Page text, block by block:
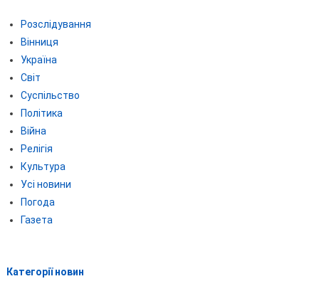
Розслідування
Вінниця
Україна
Світ
Суспільство
Політика
Війна
Релігія
Культура
Усі новини
Погода
Газета
Категорії новин